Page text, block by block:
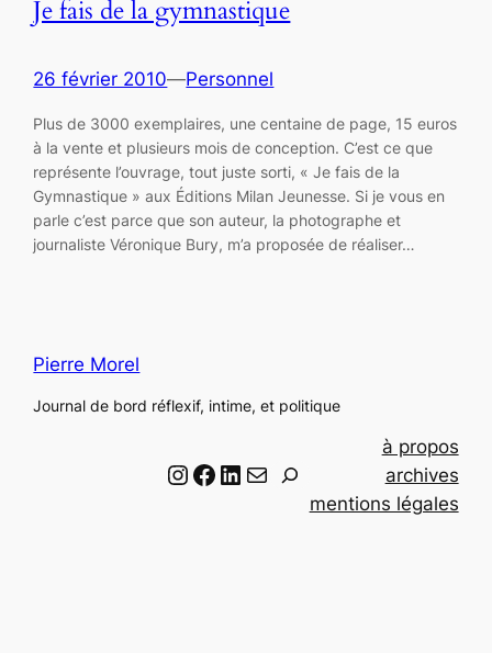
Je fais de la gymnastique
26 février 2010—Personnel
Plus de 3000 exemplaires, une centaine de page, 15 euros
à la vente et plusieurs mois de conception. C’est ce que
représente l’ouvrage, tout juste sorti, « Je fais de la
Gymnastique » aux Éditions Milan Jeunesse. Si je vous en
parle c’est parce que son auteur, la photographe et
journaliste Véronique Bury, m’a proposée de réaliser…
Pierre Morel
Journal de bord réflexif, intime, et politique
Instagram Facebook LinkedIn Email
à propos
archives
mentions légales